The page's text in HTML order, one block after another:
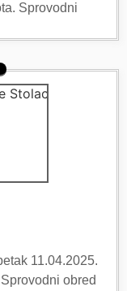
Sprovodni
11.04.2025.
obred